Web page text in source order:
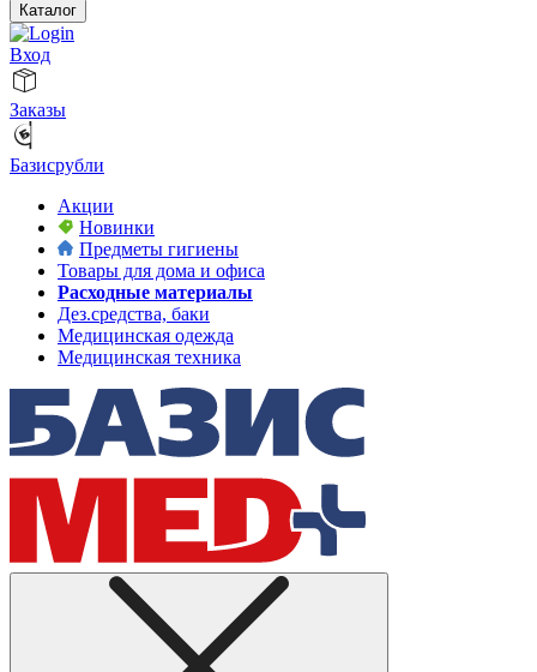
Каталог
Вход
Заказы
Базисрубли
Акции
Новинки
Предметы гигиены
Товары для дома и офиса
Расходные материалы
Дез.средства, баки
Медицинская одежда
Медицинская техника